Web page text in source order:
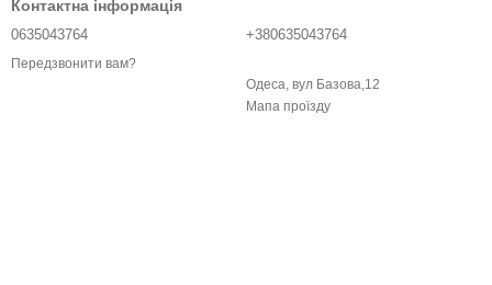
Контактна інформація
0635043764
Передзвонити вам?
+380635043764
Одеса, вул Базова,12
Мапа проїзду